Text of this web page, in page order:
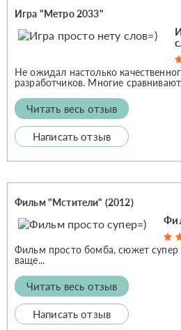
Игра "Метро 2033"
Не ожидал настолько
разработчиков. Многие
Читать весь отзыв
Написать отзыв
Фильм "Мстители" (2012)
Фильм просто бомба, сюжет супер
ваще...
Читать весь отзыв
Написать отзыв